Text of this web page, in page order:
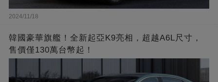
2024/11/18
韓國豪華旗艦！全新起亞K9亮相，超越A6L尺寸，
售價僅130萬台幣起！